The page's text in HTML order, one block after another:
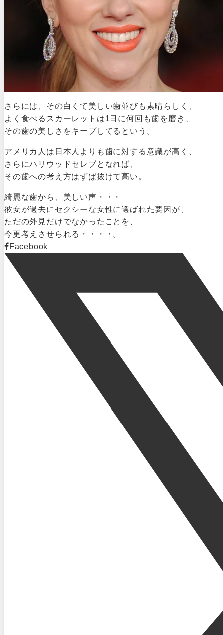
さらには、その白くて美しい歯並びも素晴らしく、
よく食べるスカーレットは1日に何回も歯を磨き、
その歯の美しさをキープしてるという。
アメリカ人は日本人よりも歯に対する意識が高く、
さらにハリウッドセレブとなれば、
その歯への考え方はずば抜けて高い。
綺麗な歯から、美しい声・・・
彼女が過去にセクシーな女性に選ばれた要因が、
ただの外見だけでなかったことを、
今更考えさせられる・・・・。
Facebook